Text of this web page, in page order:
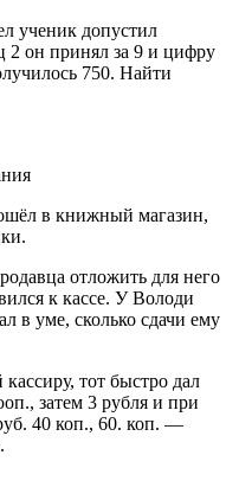
ученик допустил
он принял за 9 и цифру
750. Найти
в книжный магазин,
отложить для него
к кассе. У Володи
в уме, сколько сдачи ему
тот быстро дал
затем 3 рубля и при
40 коп., 60. коп. —